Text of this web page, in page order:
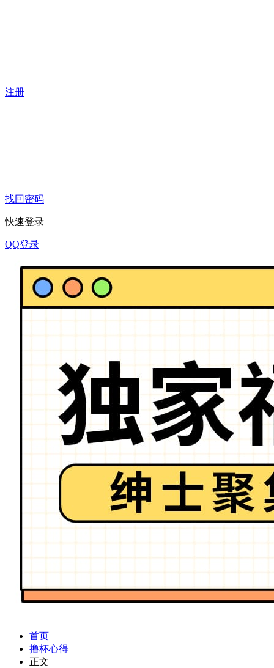
注册
找回密码
快速登录
QQ登录
首页
撸杯心得
正文